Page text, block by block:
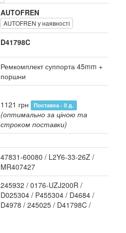
AUTOFREN
AUTOFREN у наявності
D41798C
Ремкомплект суппорта 45mm +
поршни
1121 грн
Поставка - 0 д.
(оптимально за ціною та
строком поставки)
47831-60080 / L2Y6-33-26Z /
MR407427
245932 / 0176-UZJ200R /
D025304 / P455304 / D4684 /
D4978 / 245025 / D41798C /